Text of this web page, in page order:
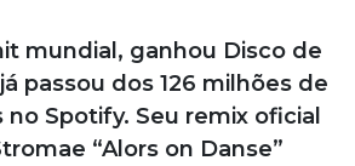
mundial, ganhou Disco de
passou dos 126 milhões de
Spotify. Seu remix oficial
“Alors on Danse”